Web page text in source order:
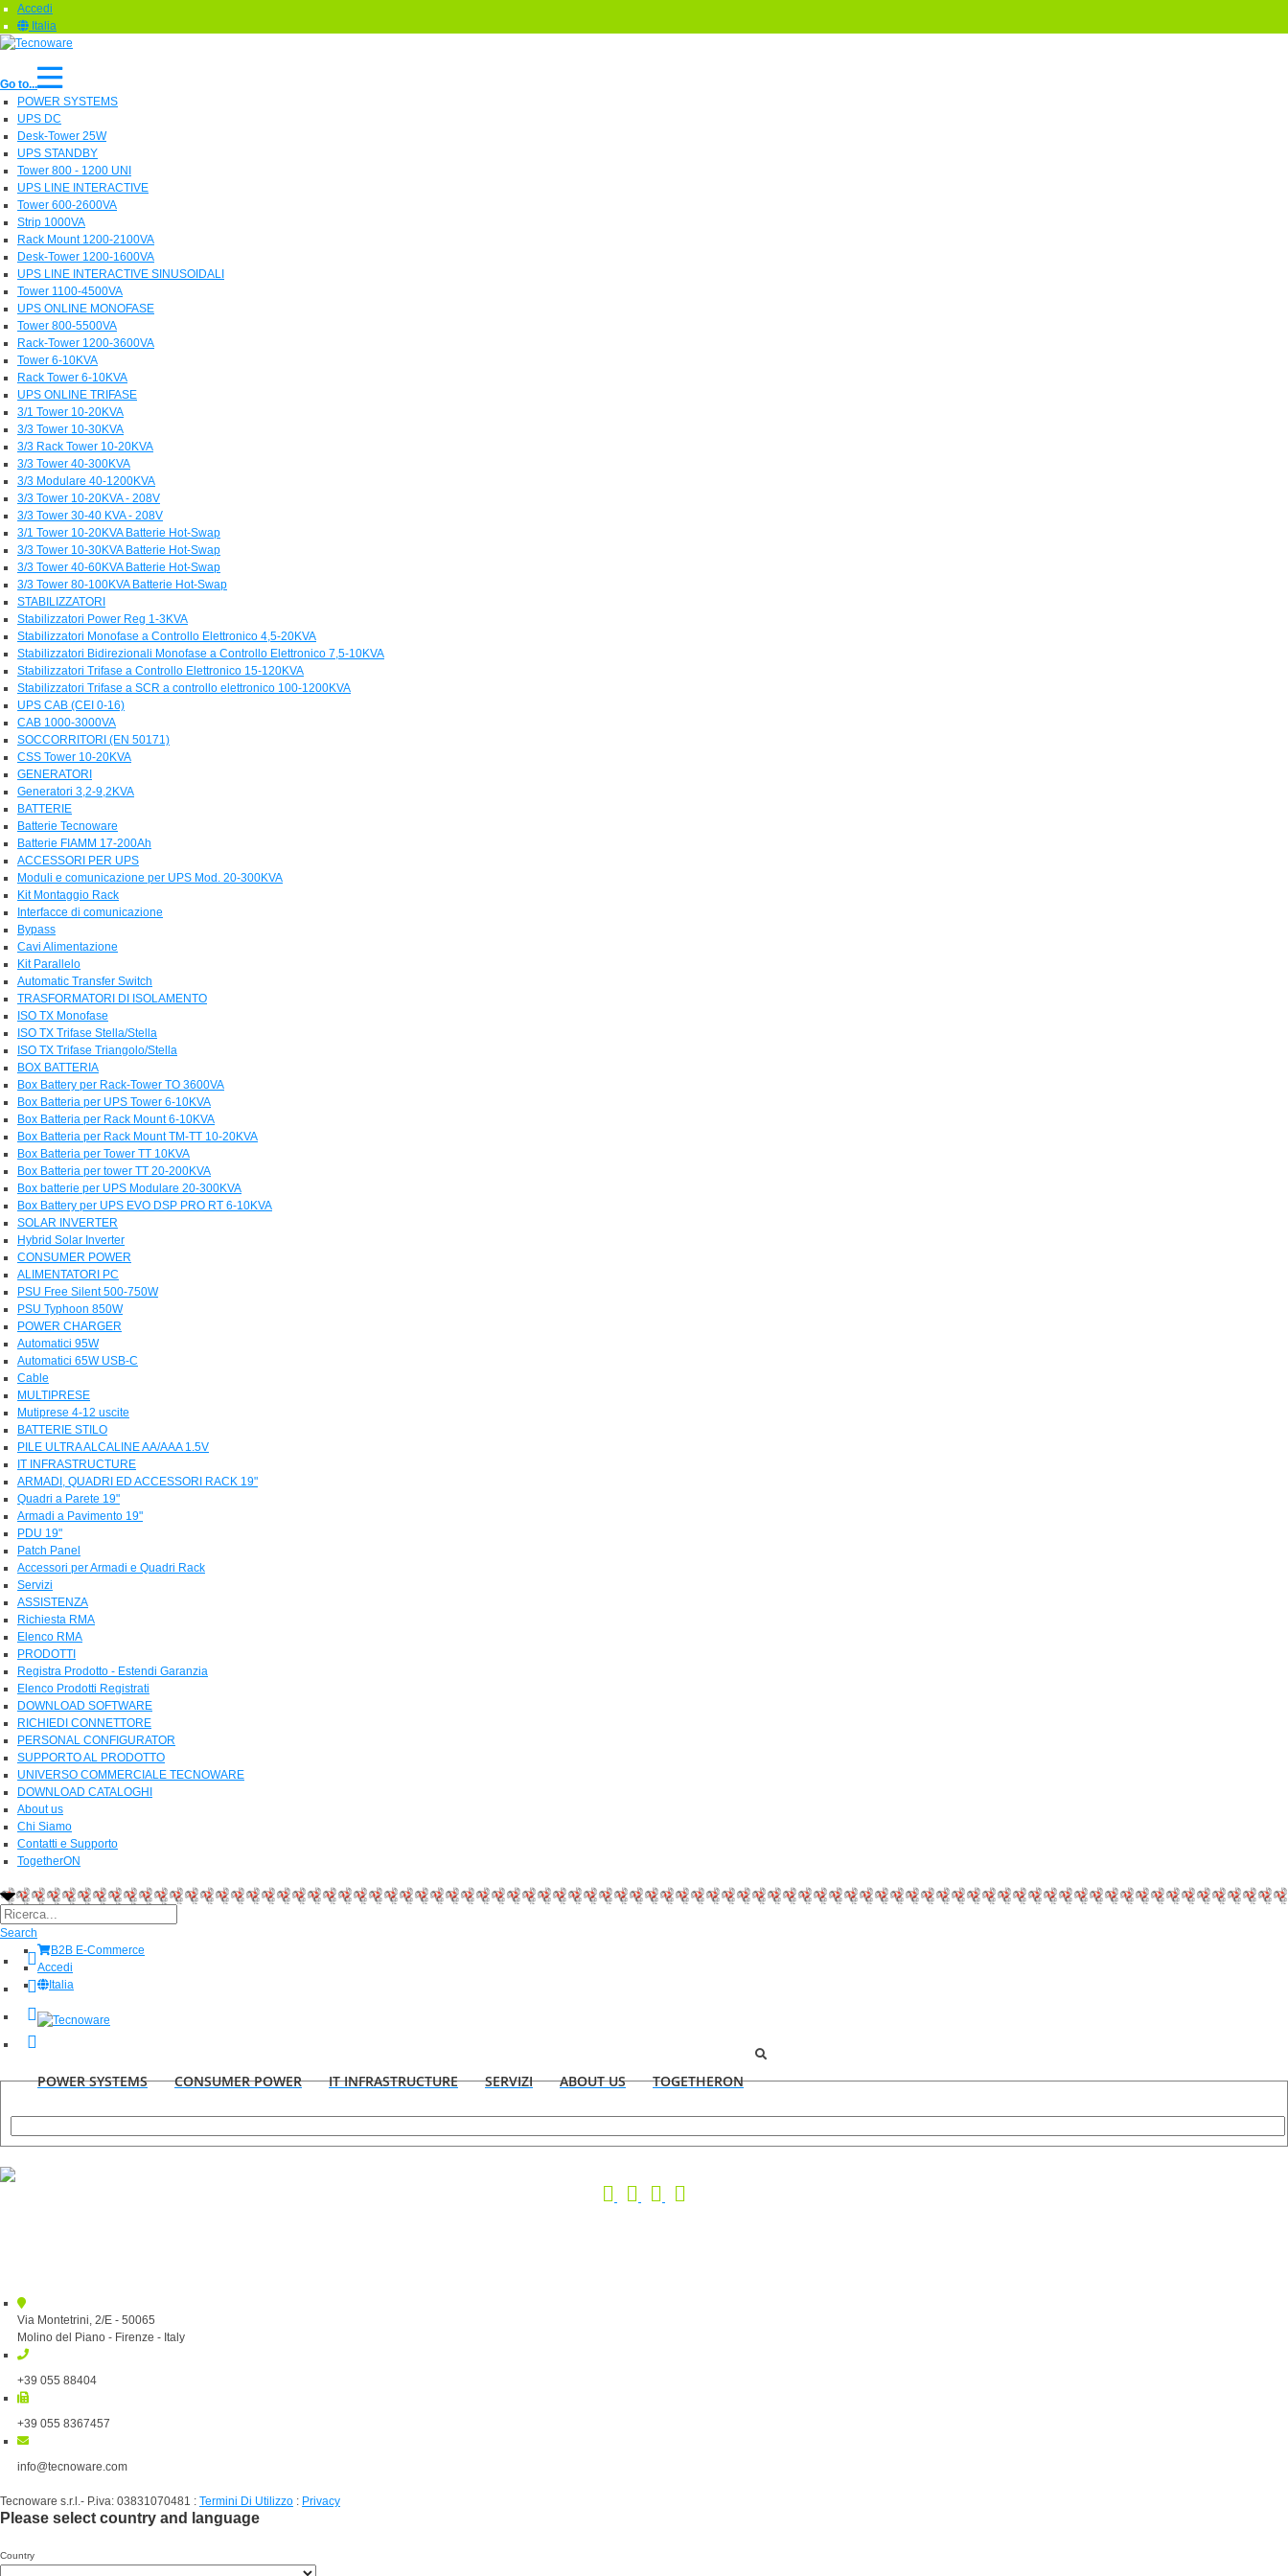
Accedi
Italia
Go to...
POWER SYSTEMS
UPS DC
Desk-Tower 25W
UPS STANDBY
Tower 800 - 1200 UNI
UPS LINE INTERACTIVE
Tower 600-2600VA
Strip 1000VA
Rack Mount 1200-2100VA
Desk-Tower 1200-1600VA
UPS LINE INTERACTIVE SINUSOIDALI
Tower 1100-4500VA
UPS ONLINE MONOFASE
Tower 800-5500VA
Rack-Tower 1200-3600VA
Tower 6-10KVA
Rack Tower 6-10KVA
UPS ONLINE TRIFASE
3/1 Tower 10-20KVA
3/3 Tower 10-30KVA
3/3 Rack Tower 10-20KVA
3/3 Tower 40-300KVA
3/3 Modulare 40-1200KVA
3/3 Tower 10-20KVA - 208V
3/3 Tower 30-40 KVA - 208V
3/1 Tower 10-20KVA Batterie Hot-Swap
3/3 Tower 10-30KVA Batterie Hot-Swap
3/3 Tower 40-60KVA Batterie Hot-Swap
3/3 Tower 80-100KVA Batterie Hot-Swap
STABILIZZATORI
Stabilizzatori Power Reg 1-3KVA
Stabilizzatori Monofase a Controllo Elettronico 4,5-20KVA
Stabilizzatori Bidirezionali Monofase a Controllo Elettronico 7,5-10KVA
Stabilizzatori Trifase a Controllo Elettronico 15-120KVA
Stabilizzatori Trifase a SCR a controllo elettronico 100-1200KVA
UPS CAB (CEI 0-16)
CAB 1000-3000VA
SOCCORRITORI (EN 50171)
CSS Tower 10-20KVA
GENERATORI
Generatori 3,2-9,2KVA
BATTERIE
Batterie Tecnoware
Batterie FIAMM 17-200Ah
ACCESSORI PER UPS
Moduli e comunicazione per UPS Mod. 20-300KVA
Kit Montaggio Rack
Interfacce di comunicazione
Bypass
Cavi Alimentazione
Kit Parallelo
Automatic Transfer Switch
TRASFORMATORI DI ISOLAMENTO
ISO TX Monofase
ISO TX Trifase Stella/Stella
ISO TX Trifase Triangolo/Stella
BOX BATTERIA
Box Battery per Rack-Tower TO 3600VA
Box Batteria per UPS Tower 6-10KVA
Box Batteria per Rack Mount 6-10KVA
Box Batteria per Rack Mount TM-TT 10-20KVA
Box Batteria per Tower TT 10KVA
Box Batteria per tower TT 20-200KVA
Box batterie per UPS Modulare 20-300KVA
Box Battery per UPS EVO DSP PRO RT 6-10KVA
SOLAR INVERTER
Hybrid Solar Inverter
CONSUMER POWER
ALIMENTATORI PC
PSU Free Silent 500-750W
PSU Typhoon 850W
POWER CHARGER
Automatici 95W
Automatici 65W USB-C
Cable
MULTIPRESE
Mutiprese 4-12 uscite
BATTERIE STILO
PILE ULTRA ALCALINE AA/AAA 1.5V
IT INFRASTRUCTURE
ARMADI, QUADRI ED ACCESSORI RACK 19"
Quadri a Parete 19"
Armadi a Pavimento 19"
PDU 19"
Patch Panel
Accessori per Armadi e Quadri Rack
Servizi
ASSISTENZA
Richiesta RMA
Elenco RMA
PRODOTTI
Registra Prodotto - Estendi Garanzia
Elenco Prodotti Registrati
DOWNLOAD SOFTWARE
RICHIEDI CONNETTORE
PERSONAL CONFIGURATOR
SUPPORTO AL PRODOTTO
UNIVERSO COMMERCIALE TECNOWARE
DOWNLOAD CATALOGHI
About us
Chi Siamo
Contatti e Supporto
TogetherON
Search
B2B E-Commerce
Accedi
Italia
POWER SYSTEMS CONSUMER POWER IT INFRASTRUCTURE SERVIZI ABOUT US TOGETHERON
Via Montetrini, 2/E - 50065
Molino del Piano - Firenze - Italy
+39 055 88404
+39 055 8367457
info@tecnoware.com
Tecnoware s.r.l.- P.iva: 03831070481 : Termini Di Utilizzo : Privacy
Please select country and language
Country